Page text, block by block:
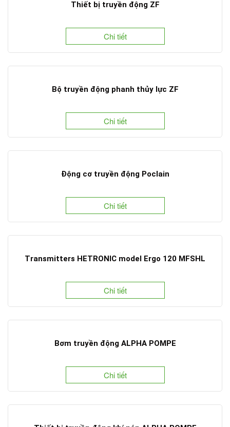
Thiết bị truyền động ZF
Chi tiết
Bộ truyền động phanh thủy lực ZF
Chi tiết
Động cơ truyền động Poclain
Chi tiết
Transmitters HETRONIC model Ergo 120 MFSHL
Chi tiết
Bơm truyền động ALPHA POMPE
Chi tiết